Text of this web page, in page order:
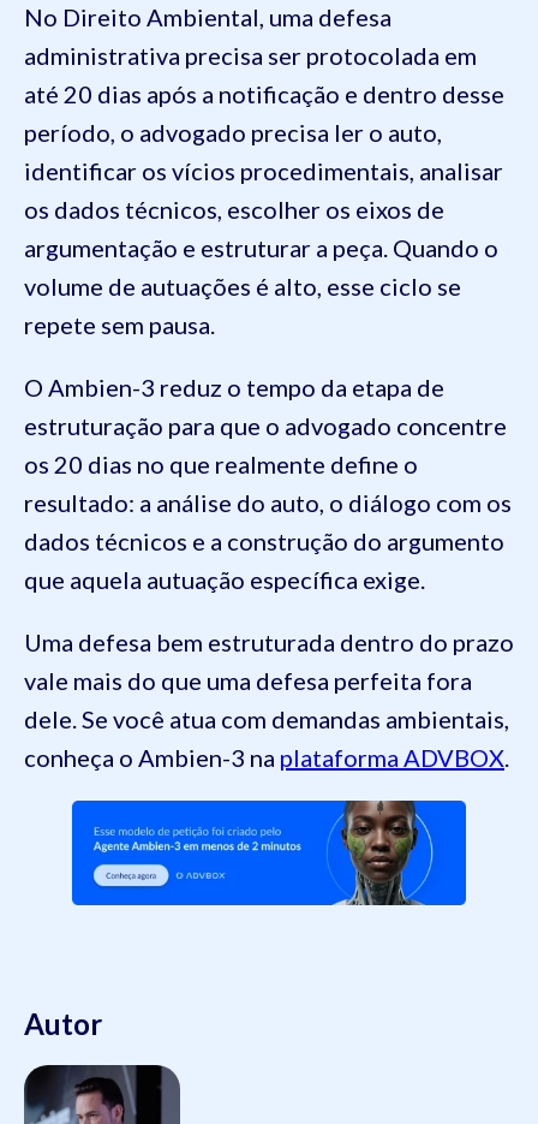
No Direito Ambiental, uma defesa
administrativa precisa ser protocolada em
até 20 dias após a notificação e dentro desse
período, o advogado precisa ler o auto,
identificar os vícios procedimentais, analisar
os dados técnicos, escolher os eixos de
argumentação e estruturar a peça. Quando o
volume de autuações é alto, esse ciclo se
repete sem pausa.
O Ambien-3 reduz o tempo da etapa de
estruturação para que o advogado concentre
os 20 dias no que realmente define o
resultado: a análise do auto, o diálogo com os
dados técnicos e a construção do argumento
que aquela autuação específica exige.
Uma defesa bem estruturada dentro do prazo
vale mais do que uma defesa perfeita fora
dele. Se você atua com demandas ambientais,
conheça o Ambien-3 na plataforma ADVBOX.
Autor